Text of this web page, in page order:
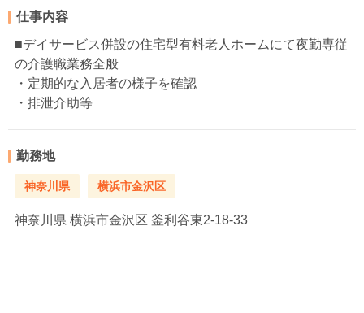
仕事内容
■デイサービス併設の住宅型有料老人ホームにて夜勤専従
の介護職業務全般
・定期的な入居者の様子を確認
・排泄介助等
勤務地
神奈川県 横浜市金沢区
神奈川県 横浜市金沢区 釜利谷東2-18-33